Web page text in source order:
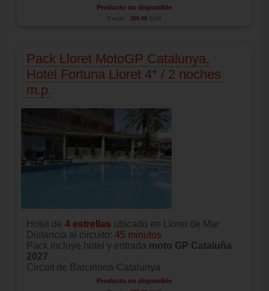
Producto no disponible
Precio: 209.00 EUR
Pack Lloret MotoGP Catalunya,
Hotel Fortuna Lloret 4* / 2 noches
m.p.
Hotel de 4 estrellas ubicado en Lloret de Mar
Distancia al circuito: 45 minutos
Pack incluye hotel y entrada moto GP Cataluña
2027
Circuit de Barcelona-Catalunya
Producto no disponible